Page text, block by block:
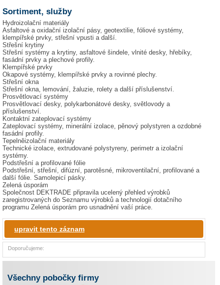
Sortiment, služby
Hydroizolační materiály
Asfaltové a oxidační izolační pásy, geotextilie, fóliové systémy,
klempířské prvky, střešní vpusti a další.
Střešní krytiny
Střešní systémy a krytiny, asfaltové šindele, vlnité desky, hřebíky,
fasádní prvky a plechové profily.
Klempířské prvky
Okapové systémy, klempířské prvky a rovinné plechy.
Střešní okna
Střešní okna, lemování, žaluzie, rolety a další příslušenství.
Prosvětlovací systémy
Prosvětlovací desky, polykarbonátové desky, světlovody a
příslušenství.
Kontaktní zateplovací systémy
Zateplovací systémy, minerální izolace, pěnový polystyren a ozdobné
fasádní profily.
Tepelněizolační materiály
Technické izolace, extrudované polystyreny, perimetr a izolační
systémy.
Podstřešní a profilované fólie
Podstřešní, střešní, difúzní, parotěsné, mikroventilační, profilované a
další fólie. Samolepicí pásky.
Zelená úsporám
Společnost DEKTRADE připravila ucelený přehled výrobků
zaregistrovaných do Seznamu výrobků a technologií dotačního
programu Zelená úsporám pro usnadnění vaší práce.
upravit tento záznam
Doporučujeme:
Všechny pobočky firmy